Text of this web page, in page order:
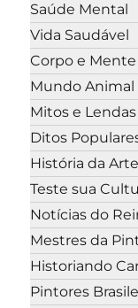
Saúde Mental
Vida Saudável
Corpo e Mente
Mundo Animal
Mitos e Lendas
Ditos
História da Arte
Teste sua
Notícias do
Mestres da
Historiando
Pintores